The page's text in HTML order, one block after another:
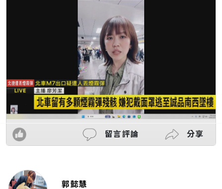
留言評論 分享
郭懿慧